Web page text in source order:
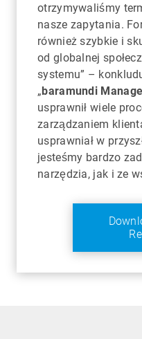
otrzymywaliśmy
nasze zapytania.
również szybkie i
od globalnej
systemu” –
„baramundi
usprawnił wiele
zarządzaniem
usprawniał w
jesteśmy bardzo
narzędzia, jak i ze